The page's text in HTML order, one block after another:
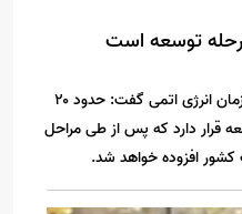
معاون رئیس جمهور و رئیس سازمان انرژی اتمی گفت: حدود ۲۰
قرار دارد که پس از طی مراحل
افزوده خواهد شد.